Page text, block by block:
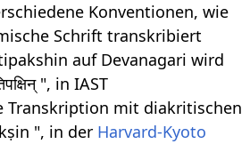
Konventionen, wie
Schrift transkribiert
auf Devanagari wird
", in IAST
Transkription mit diakritischen
", in der Harvard-Kyoto